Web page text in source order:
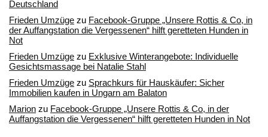
Deutschland
Frieden Umzüge zu Facebook-Gruppe „Unsere Rottis & Co, in
der Auffangstation die Vergessenen“ hilft geretteten Hunden in
Not
Frieden Umzüge zu Exklusive Winterangebote: Individuelle
Gesichtsmassage bei Natalie Stahl
Frieden Umzüge zu Sprachkurs für Hauskäufer: Sicher
Immobilien kaufen in Ungarn am Balaton
Marion zu Facebook-Gruppe „Unsere Rottis & Co, in der
Auffangstation die Vergessenen“ hilft geretteten Hunden in Not